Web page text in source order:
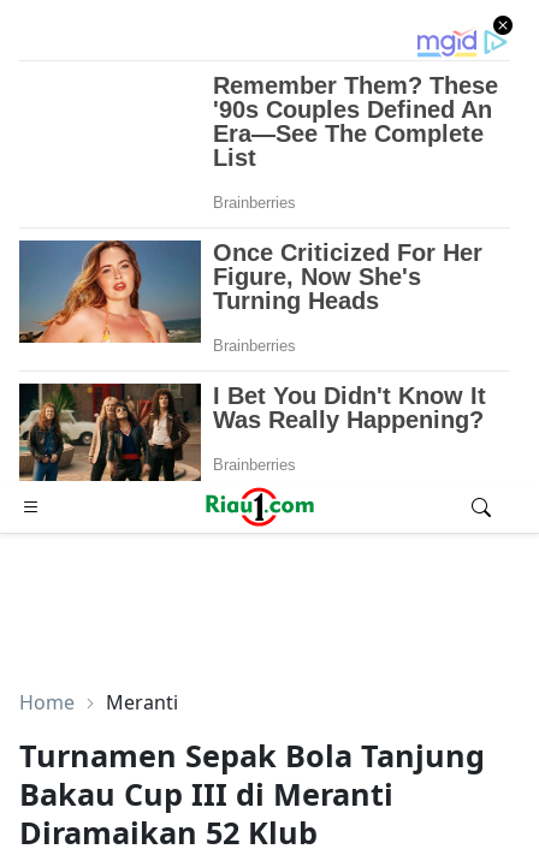
Advertisement
Home Meranti
Turnamen Sepak Bola Tanjung
Bakau Cup III di Meranti
Diramaikan 52 Klub